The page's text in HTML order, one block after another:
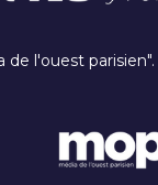
l'ouest